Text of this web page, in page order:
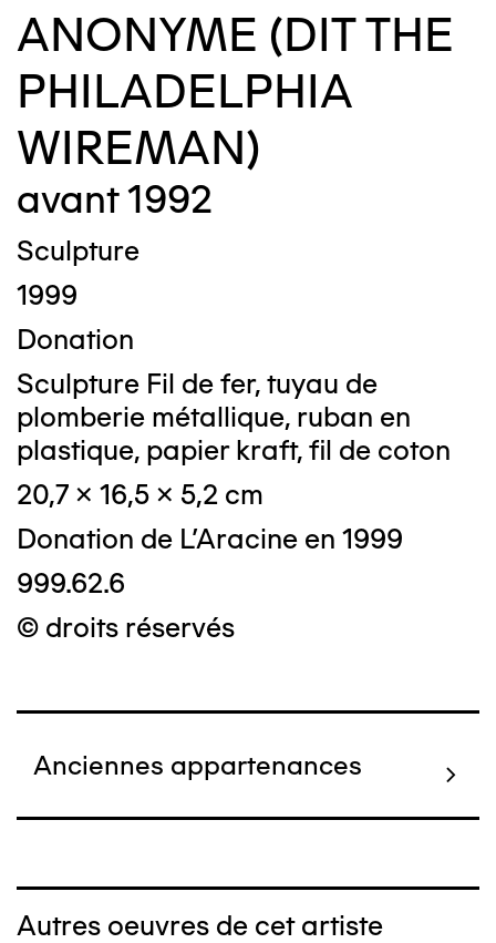
ANONYME (DIT THE
PHILADELPHIA
WIREMAN)
avant 1992
Sculpture
1999
Donation
Sculpture Fil de fer, tuyau de
plomberie métallique, ruban en
plastique, papier kraft, fil de coton
20,7 x 16,5 x 5,2 cm
Donation de L'Aracine en 1999
999.62.6
© droits réservés
Anciennes appartenances
Autres oeuvres de cet artiste